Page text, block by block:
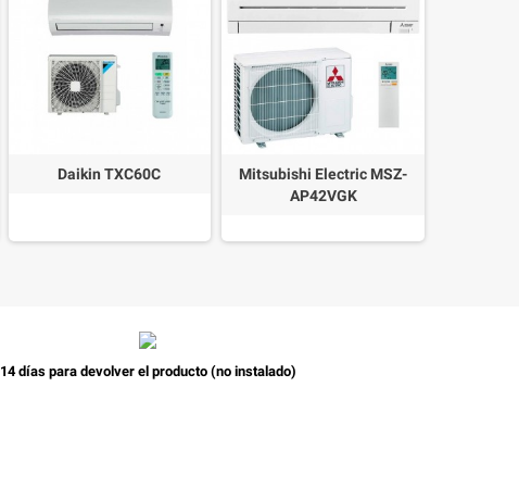
Daikin TXC60C
Mitsubishi Electric MSZ-
AP42VGK
14 días para devolver el producto (no instalado)